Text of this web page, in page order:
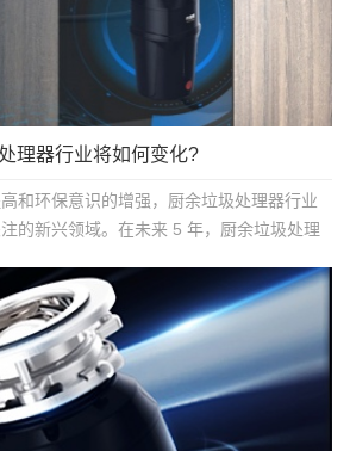
理器行业将如何变化?
和环保意识的增强，厨余垃圾处理器行业
的新兴领域。在未来 5 年，厨余垃圾处理